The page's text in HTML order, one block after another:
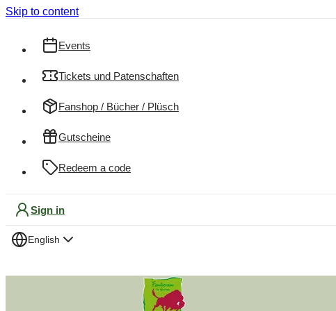
Skip to content
Events
Tickets und Patenschaften
Fanshop / Bücher / Plüsch
Gutscheine
Redeem a code
Sign in
English